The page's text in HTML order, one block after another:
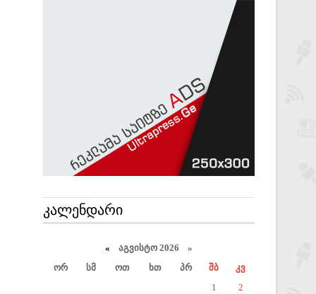
ᲙᲐᲚᲔᲜᲓᲐᲠᲘ
« აგვისტო 2026 »
ორ
სმ ოთ ხთ პრ შბ
კვ
1
2